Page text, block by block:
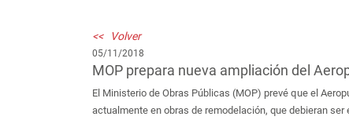
<< Volver
05/11/2018
MOP prepara nueva ampliación del
El Ministerio de Obras Públicas (MOP) prevé que el
actualmente en obras de remodelación, que debieran ser